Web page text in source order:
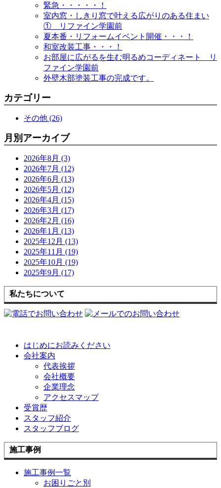
緊急・・・・・！
室内窓・しきり窓で叶える広がりのある住まい
① リファイン学園前
夏本番・リフォームイベント開催・・・！
和室改装工事・・・！
お部屋に広がるを生む明るめコーディネート リ
ファイン学園前
外壁木部塗装工事の完成です。
カテゴリー
その他 (26)
月別アーカイブ
2026年8月 (3)
2026年7月 (12)
2026年6月 (13)
2026年5月 (12)
2026年4月 (15)
2026年3月 (17)
2026年2月 (16)
2026年1月 (13)
2025年12月 (13)
2025年11月 (19)
2025年10月 (19)
2025年9月 (17)
私たちについて
はじめにお読みください
会社案内
代表挨拶
会社概要
企業理念
アクセスマップ
受賞歴
スタッフ紹介
スタッフブログ
施工事例
施工事例一覧
お困りごと別